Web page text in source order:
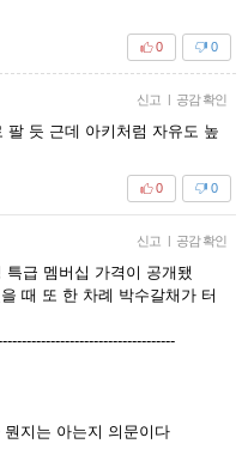
0
0
신고 | 공감 확인
팔 듯 근데 아키처럼 자유도 높
0
0
신고 | 공감 확인
급 멤버십 가격이 공개됐
때 또 한 차례 박수갈채가 터
지는 아는지 의문이다